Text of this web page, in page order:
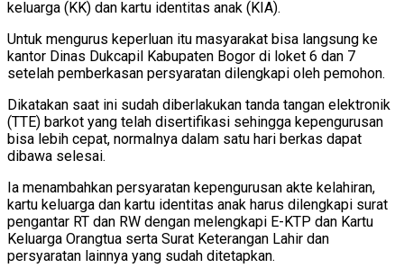
keluarga (KK) dan kartu identitas anak (KIA).
Untuk mengurus keperluan itu masyarakat bisa langsung ke
kantor Dinas Dukcapil Kabupaten Bogor di loket 6 dan 7
setelah pemberkasan persyaratan dilengkapi oleh pemohon.
Dikatakan saat ini sudah diberlakukan tanda tangan elektronik
(TTE) barkot yang telah disertifikasi sehingga kepengurusan
bisa lebih cepat, normalnya dalam satu hari berkas dapat
dibawa selesai.
Ia menambahkan persyaratan kepengurusan akte kelahiran,
kartu keluarga dan kartu identitas anak harus dilengkapi surat
pengantar RT dan RW dengan melengkapi E-KTP dan Kartu
Keluarga Orangtua serta Surat Keterangan Lahir dan
persyaratan lainnya yang sudah ditetapkan.